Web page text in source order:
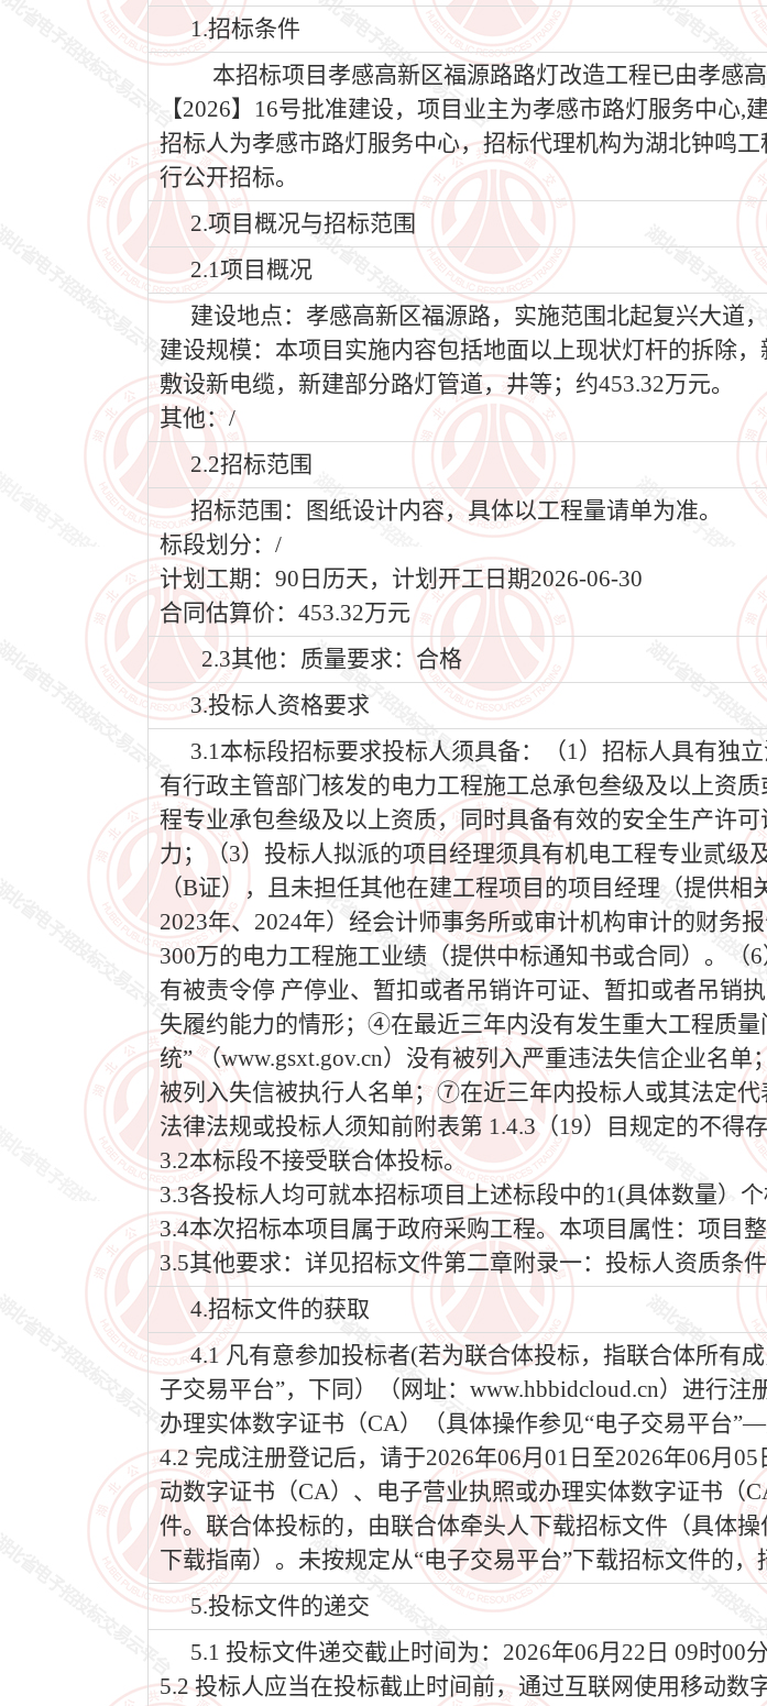
1.招标条件
本招标项目孝感高新区福源路路灯改造工程已由孝感
【2026】16号批准建设，项目业主为孝感市路灯服务中心
招标人为孝感市路灯服务中心，招标代理机构为湖北钟鸣
行公开招标。
2.项目概况与招标范围
2.1项目概况
建设地点：孝感高新区福源路，实施范围北起复兴大道
建设规模：本项目实施内容包括地面以上现状灯杆的拆除
敷设新电缆，新建部分路灯管道，井等；约453.32万元。
其他：/
2.2招标范围
招标范围：图纸设计内容，具体以工程量请单为准。
标段划分：/
计划工期：90日历天，计划开工日期2026-06-30
合同估算价：453.32万元
2.3其他：质量要求：合格
3.投标人资格要求
3.1本标段招标要求投标人须具备：（1）招标人具有独
有行政主管部门核发的电力工程施工总承包叁级及以上资
程专业承包叁级及以上资质，同时具备有效的安全生产许
力；（3）投标人拟派的项目经理须具有机电工程专业贰
（B证），且未担任其他在建工程项目的项目经理（提供相
2023年、2024年）经会计师事务所或审计机构审计的财务
300万的电力工程施工业绩（提供中标通知书或合同）。
有被责令停 产停业、暂扣或者吊销许可证、暂扣或者吊销
失履约能力的情形；④在最近三年内没有发生重大工程质
统” （www.gsxt.gov.cn）没有被列入严重违法失信企业名
被列入失信被执行人名单；⑦在近三年内投标人或其法定
法律法规或投标人须知前附表第 1.4.3（19）目规定的不得
3.2本标段不接受联合体投标。
3.3各投标人均可就本招标项目上述标段中的1(具体数量）个
3.4本次招标本项目属于政府采购工程。本项目属性：项目
3.5其他要求：详见招标文件第二章附录一：投标人资质条
4.招标文件的获取
4.1 凡有意参加投标者(若为联合体投标，指联合体所有
子交易平台”，下同）（网址：www.hbbidcloud.cn）进行
办理实体数字证书（CA）（具体操作参见“电子交易平台
4.2 完成注册登记后，请于2026年06月01日至2026年06月
动数字证书（CA）、电子营业执照或办理实体数字证书（
件。联合体投标的，由联合体牵头人下载招标文件（具体
下载指南）。未按规定从“电子交易平台”下载招标文件的，
5.投标文件的递交
5.1 投标文件递交截止时间为：2026年06月22日 09时00分
5.2 投标人应当在投标截止时间前，通过互联网使用移动